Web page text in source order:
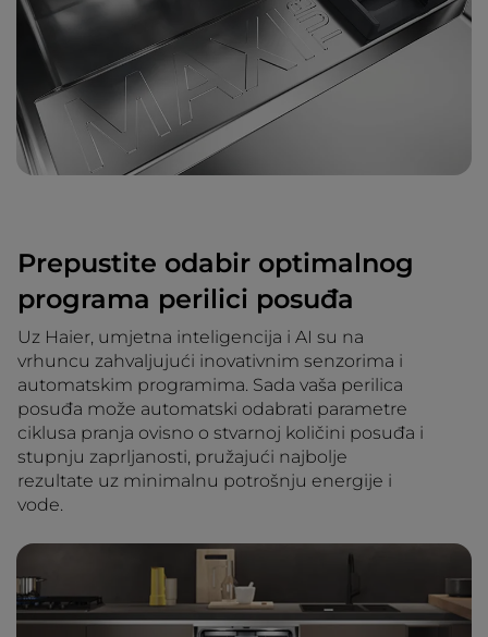
Prepustite odabir optimalnog
programa perilici posuđa
Uz Haier, umjetna inteligencija i AI su na
vrhuncu zahvaljujući inovativnim senzorima i
automatskim programima. Sada vaša perilica
posuđa može automatski odabrati parametre
ciklusa pranja ovisno o stvarnoj količini posuđa i
stupnju zaprljanosti, pružajući najbolje
rezultate uz minimalnu potrošnju energije i
vode.